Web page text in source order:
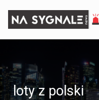
loty z polski